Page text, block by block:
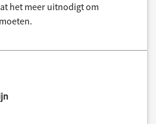
het meer uitnodigt om